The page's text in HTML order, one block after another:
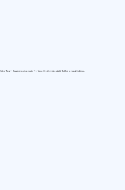
Team Business vào ngày 1 tháng 9, với mức giá tính theo người dùng.